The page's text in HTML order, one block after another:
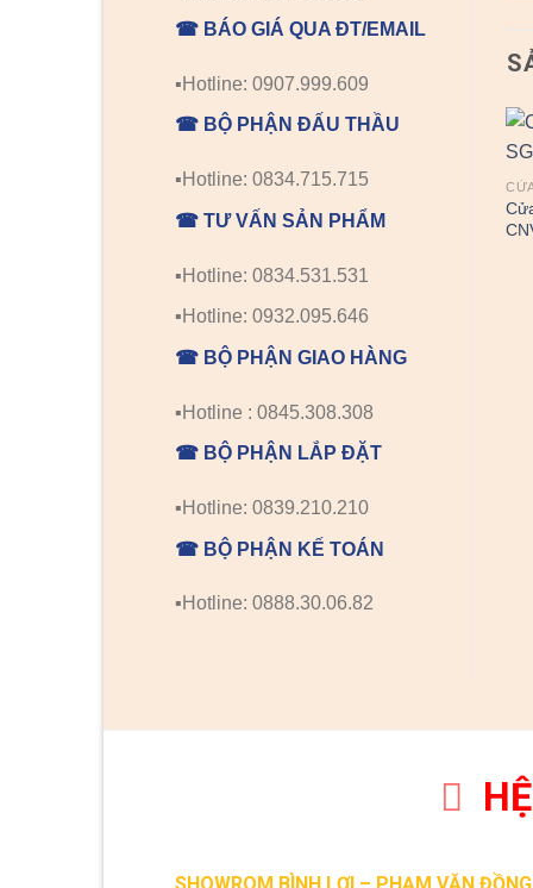
☎ BÁO GIÁ QUA ĐT/EMAIL
▪️Hotline: 0907.999.609
☎ BỘ PHẬN ĐẤU THẦU
▪️Hotline: 0834.715.715
☎ TƯ VẤN SẢN PHẨM
▪️Hotline: 0834.531.531
▪️Hotline: 0932.095.646
☎ BỘ PHẬN GIAO HÀNG
▪️Hotline : 0845.308.308
☎ BỘ PHẬN LẮP ĐẶT
▪️Hotline: 0839.210.210
☎ BỘ PHẬN KẾ TOÁN
▪️Hotline: 0888.30.06.82